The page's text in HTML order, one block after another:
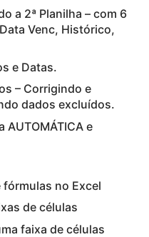
a 2ª Planilha – com 6
Venc, Histórico,
e Datas.
– Corrigindo e
dados excluídos.
AUTOMÁTICA e
no Excel
de células
faixa de células